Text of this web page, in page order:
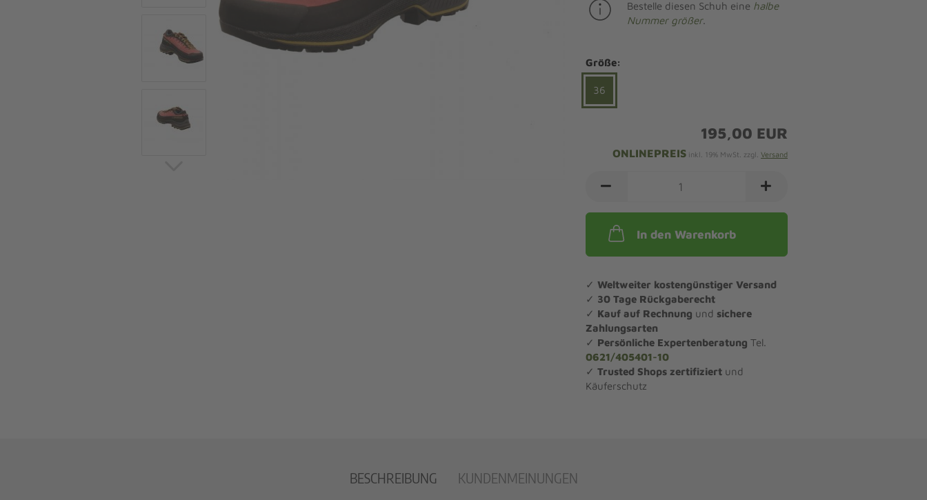
Jagdschuhe
Gummistiefel
Zwiegenähte Jagdschuhe
Pflege und Leisten -
Sandalen Komfort
Sneaker Komfort
Sandaletten
Bestelle diesen Schuh eine halbe
Nummer größer.
Größe:
36
195,00 EUR
ONLINEPREISinkl. 19% MwSt. zzgl. Versand
In den Warenkorb
✓ Weltweiter kostengünstiger Versand
✓ 30 Tage Rückgaberecht
✓ Kauf auf Rechnung und sichere
Zahlungsarten
✓ Persönliche Expertenberatung Tel.
0621/405401-10
✓ Trusted Shops zertifiziertund
Käuferschutz
BESCHREIBUNG KUNDENMEINUNGEN